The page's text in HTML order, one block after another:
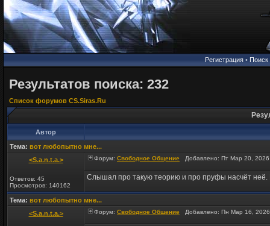
Регистрация• Поиск
Результатов поиска: 232
Список форумов CS.Siras.Ru
Автор
Тема: вот любопытно мне...
<S.a.n.t.a.>
Ответов: 45
Просмотров: 140162
Форум: Свободное Общение Добавлено: Пт Мар 20,
Слышал про такую теорию и про пруфы насчёт неё.
Тема: вот любопытно мне...
<S.a.n.t.a.>
Форум: Свободное Общение Добавлено: Пн Мар 16,